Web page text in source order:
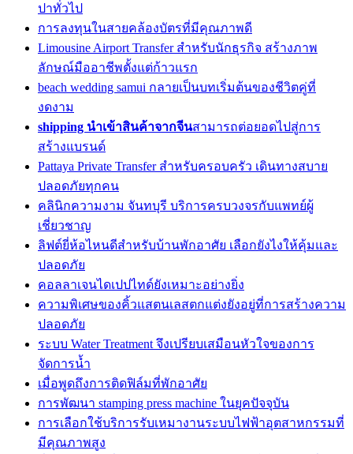
ปาทั่วไป
การลงทุนในสายคล้องบัตรที่มีคุณภาพดี
Limousine Airport Transfer สำหรับนักธุรกิจ สร้างภาพ
ลักษณ์มืออาชีพตั้งแต่ก้าวแรก
beach wedding samui กลายเป็นบทเริ่มต้นของชีวิตคู่ที่
งดงาม
shipping นำเข้าสินค้าจากจีนสามารถต่อยอดไปสู่การ
สร้างแบรนด์
Pattaya Private Transfer สำหรับครอบครัว เดินทางสบาย
ปลอดภัยทุกคน
คลินิกความงาม จันทบุรี บริการครบวงจรกับแพทย์ผู้
เชี่ยวชาญ
ลิฟต์ยี่ห้อไหนดีสำหรับบ้านพักอาศัย เลือกยังไงให้คุ้มและ
ปลอดภัย
คอลลาเจนไดเปปไทด์ยังเหมาะอย่างยิ่ง
ความพิเศษของคิ้วแสตนเลสตกแต่งยังอยู่ที่การสร้างความ
ปลอดภัย
ระบบ Water Treatment จึงเปรียบเสมือนหัวใจของการ
จัดการน้ำ
เมื่อพูดถึงการติดฟิล์มที่พักอาศัย
การพัฒนา stamping press machine ในยุคปัจจุบัน
การเลือกใช้บริการรับเหมางานระบบไฟฟ้าอุตสาหกรรมที่
มีคุณภาพสูง